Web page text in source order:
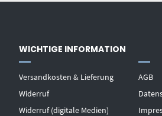
WICHTIGE INFORMATION
Versandkosten & Lieferung
Widerruf
Widerruf (digitale Medien)
AGB